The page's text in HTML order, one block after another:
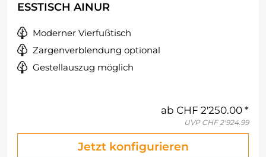
ESSTISCH AINUR
Moderner Vierfußtisch
Zargenverblendung optional
Gestellauszug möglich
ab CHF 2'250.00
UVP CHF 2'924.99
Jetzt konfigurieren